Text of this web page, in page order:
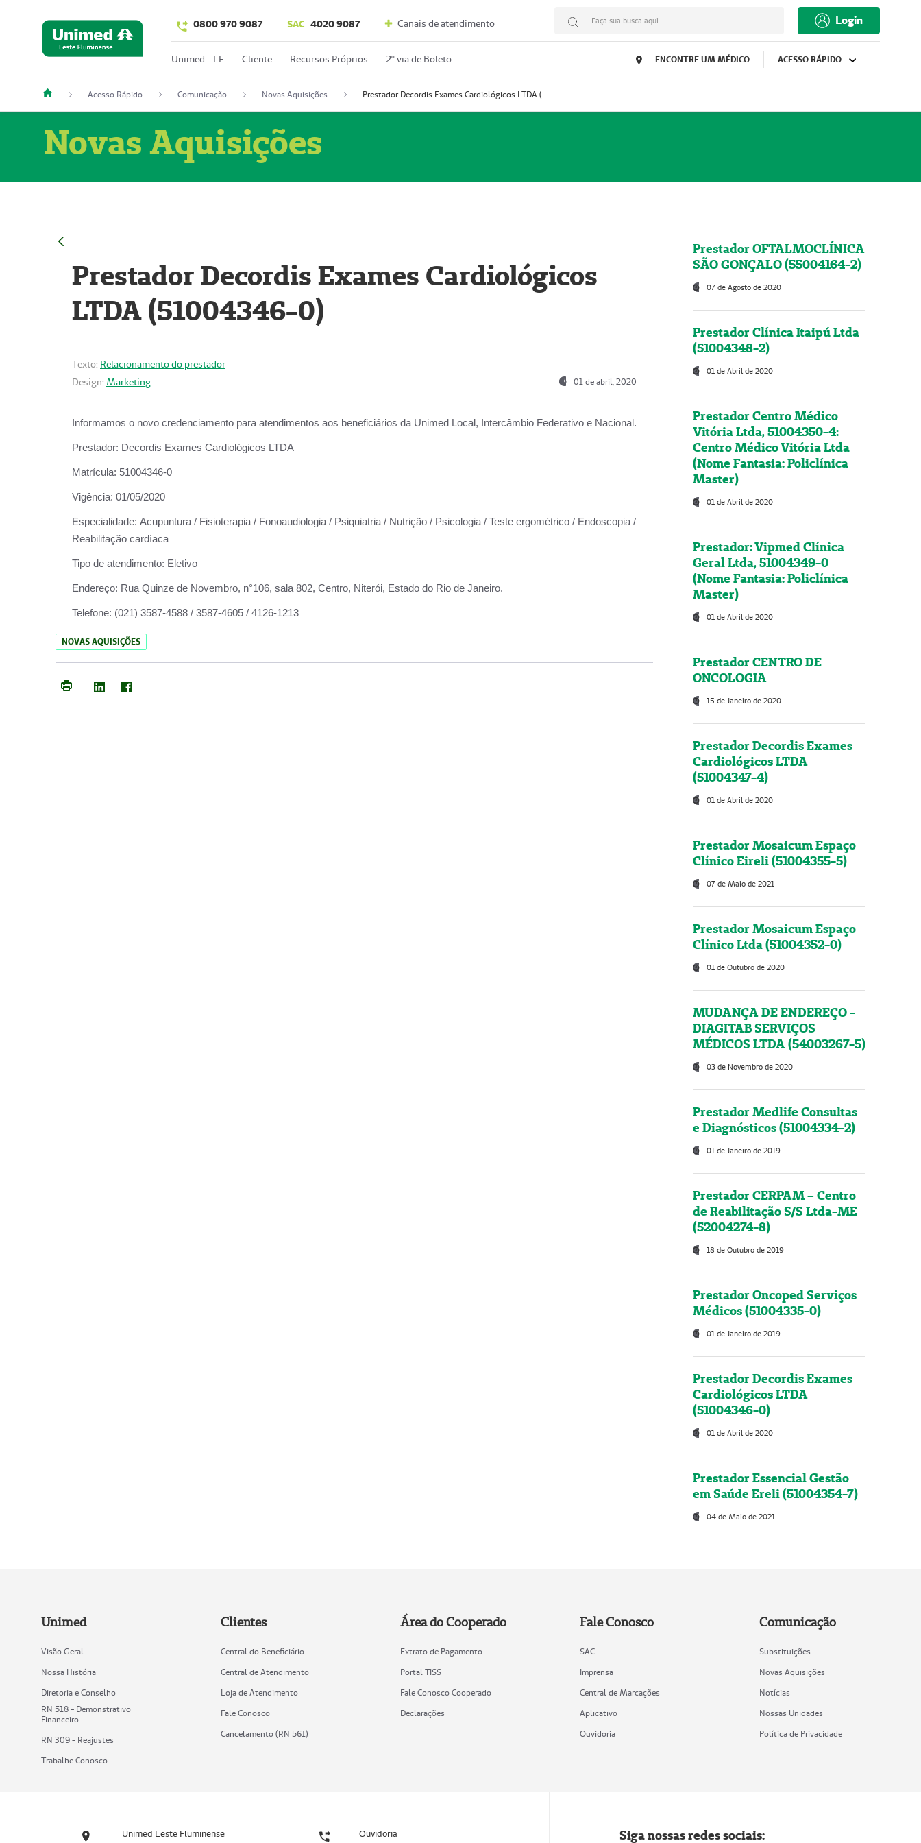
0800 970 9087 SAC 4020 9087 Canais de atendimento Faça sua busca aqui Login
Unimed - LF Cliente Recursos Próprios 2º via de Boleto ENCONTRE UM MÉDICO ACESSO RÁPIDO
Acesso Rápido Comunicação Novas Aquisições Prestador Decordis Exames Cardiológicos LTDA (51004346-0)
Novas Aquisições
Prestador Decordis Exames Cardiológicos
LTDA (51004346-0)
Texto: Relacionamento do prestador
Design: Marketing 01 de abril, 2020
Informamos o novo credenciamento para atendimentos aos beneficiários da Unimed Local, Intercâmbio Federativo e Nacional.
Prestador: Decordis Exames Cardiológicos LTDA
Matrícula: 51004346-0
Vigência: 01/05/2020
Especialidade: Acupuntura / Fisioterapia / Fonoaudiologia / Psiquiatria / Nutrição / Psicologia / Teste ergométrico / Endoscopia /
Reabilitação cardíaca
Tipo de atendimento: Eletivo
Endereço: Rua Quinze de Novembro, n°106, sala 802, Centro, Niterói, Estado do Rio de Janeiro.
Telefone: (021) 3587-4588 / 3587-4605 / 4126-1213
NOVAS AQUISIÇÕES
Prestador OFTALMOCLÍNICA
SÃO GONÇALO (55004164-2)
07 de Agosto de 2020
Prestador Clínica Itaipú Ltda
(51004348-2)
01 de Abril de 2020
Prestador Centro Médico
Vitória Ltda, 51004350-4:
Centro Médico Vitória Ltda
(Nome Fantasia: Policlínica
Master)
01 de Abril de 2020
Prestador: Vipmed Clínica
Geral Ltda, 51004349-0
(Nome Fantasia: Policlínica
Master)
01 de Abril de 2020
Prestador CENTRO DE
ONCOLOGIA
15 de Janeiro de 2020
Prestador Decordis Exames
Cardiológicos LTDA
(51004347-4)
01 de Abril de 2020
Prestador Mosaicum Espaço
Clínico Eireli (51004355-5)
07 de Maio de 2021
Prestador Mosaicum Espaço
Clínico Ltda (51004352-0)
01 de Outubro de 2020
MUDANÇA DE ENDEREÇO -
DIAGITAB SERVIÇOS
MÉDICOS LTDA (54003267-5)
03 de Novembro de 2020
Prestador Medlife Consultas
e Diagnósticos (51004334-2)
01 de Janeiro de 2019
Prestador CERPAM – Centro
de Reabilitação S/S Ltda-ME
(52004274-8)
18 de Outubro de 2019
Prestador Oncoped Serviços
Médicos (51004335-0)
01 de Janeiro de 2019
Prestador Decordis Exames
Cardiológicos LTDA
(51004346-0)
01 de Abril de 2020
Prestador Essencial Gestão
em Saúde Ereli (51004354-7)
04 de Maio de 2021
Unimed
Visão Geral
Nossa História
Diretoria e Conselho
RN 518 - Demonstrativo
Financeiro
RN 309 - Reajustes
Trabalhe Conosco
Clientes
Central do Beneficiário
Central de Atendimento
Loja de Atendimento
Fale Conosco
Cancelamento (RN 561)
Área do Cooperado
Extrato de Pagamento
Portal TISS
Fale Conosco Cooperado
Declarações
Fale Conosco
SAC
Imprensa
Central de Marcações
Aplicativo
Ouvidoria
Comunicação
Substituições
Novas Aquisições
Notícias
Nossas Unidades
Política de Privacidade
Unimed Leste Fluminense Ouvidoria Siga nossas redes sociais: